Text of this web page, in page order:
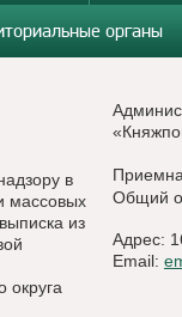
органы
в
массовых
из
округа
Общий
Адрес:
Email: